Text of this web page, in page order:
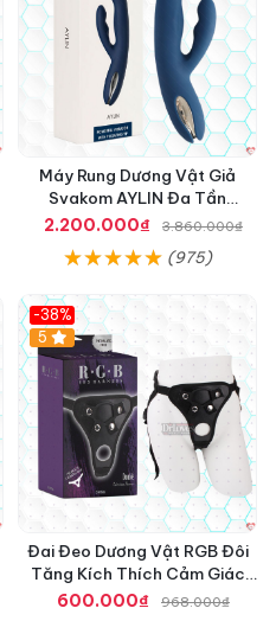
Máy Rung Dương Vật Giả
Svakom AYLIN Đa Tần
Massage Sướng
2.200.000₫ 3.860.000₫
(975)
-38%
Hot
5
Đai Đeo Dương Vật RGB Đôi
Tăng Kích Thích Cảm Giác
Mạnh Mẽ
600.000₫ 968.000₫